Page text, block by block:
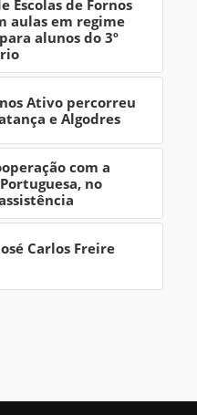
Escolas de Fornos
aulas em regime
alunos do 3º
Ativo percorreu
e Algodres
com a
no
Carlos Freire